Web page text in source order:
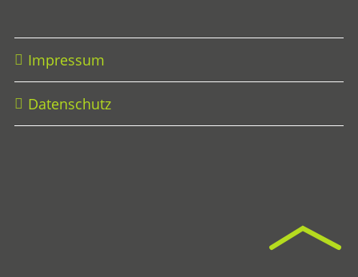
Impressum
Datenschutz